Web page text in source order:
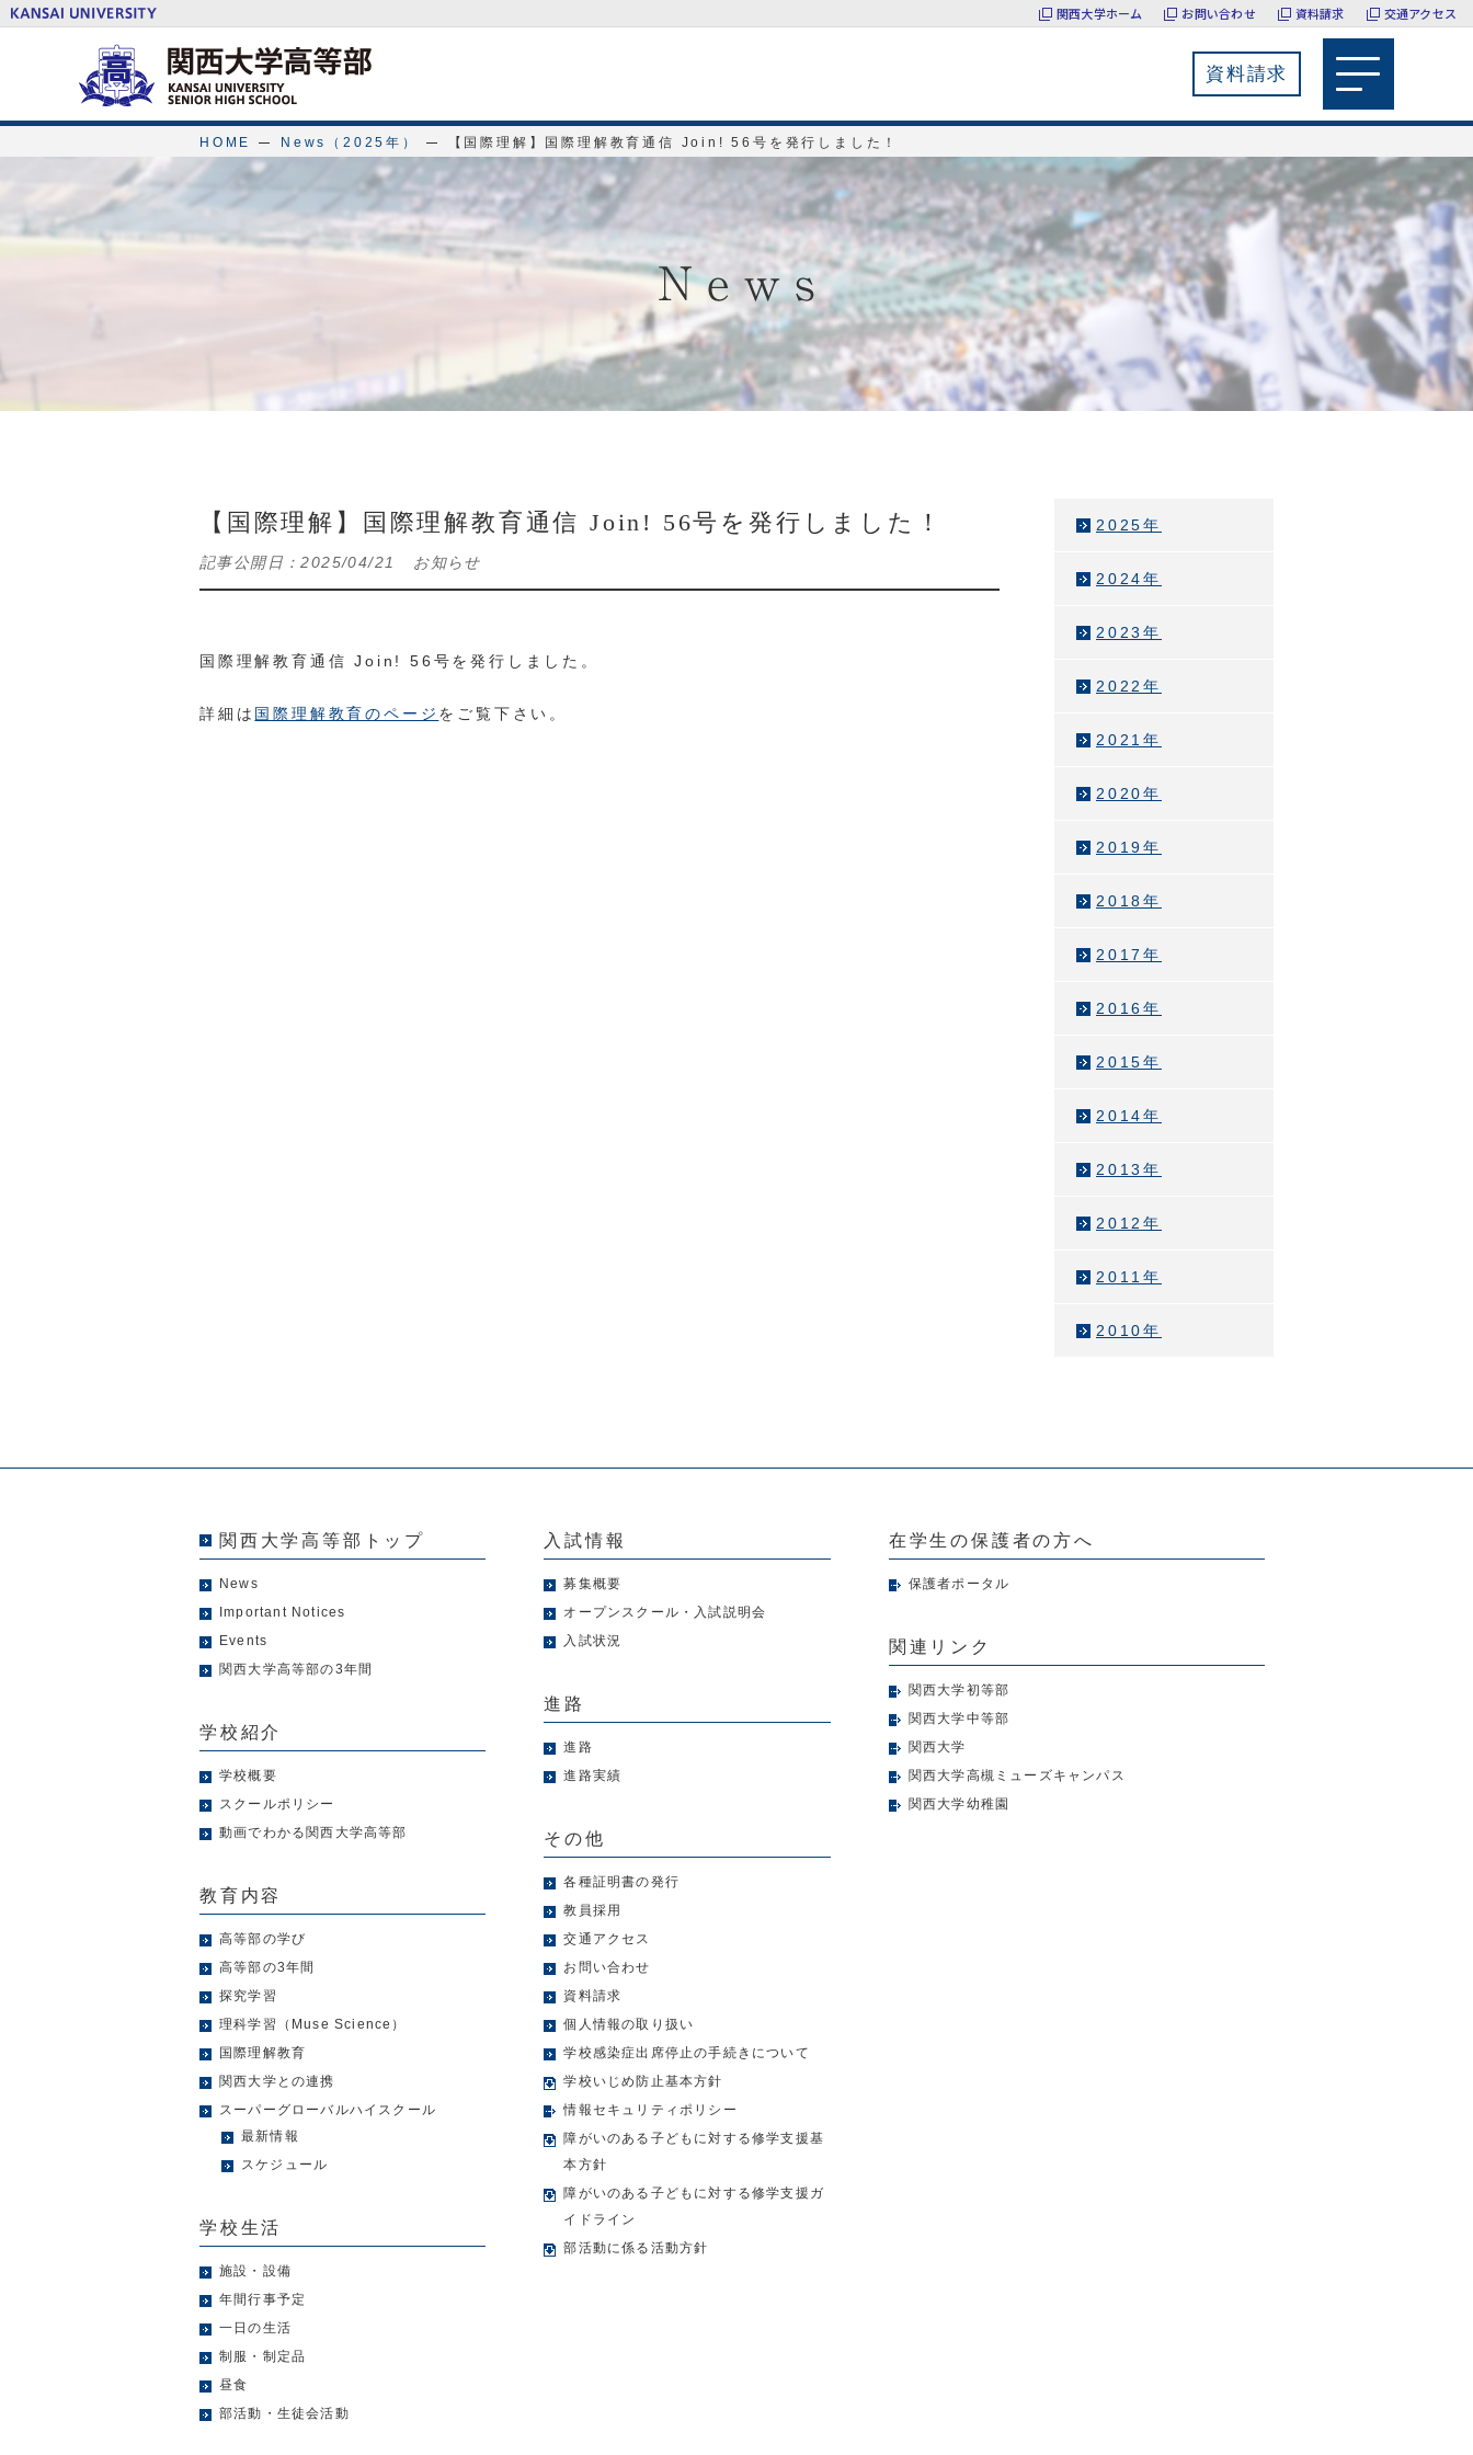
関西大学ホーム お問い合わせ 資料請求 交通アクセス
資料請求
HOME News（2025年） 【国際理解】国際理解教育通信 Join! 56号を発行しました！
【国際理解】国際理解教育通信 Join! 56号を発行しました！
記事公開日：2025/04/21 お知らせ
国際理解教育通信 Join! 56号を発行しました。
詳細は 国際理解教育のページ をご覧下さい。
2025年
2024年
2023年
2022年
2021年
2020年
2019年
2018年
2017年
2016年
2015年
2014年
2013年
2012年
2011年
2010年
関西大学高等部トップ
News
Important Notices
Events
関西大学高等部の3年間
学校紹介
学校概要
スクールポリシー
動画でわかる関西大学高等部
教育内容
高等部の学び
高等部の3年間
探究学習
理科学習（Muse Science）
国際理解教育
関西大学との連携
スーパーグローバルハイスクール
最新情報
スケジュール
学校生活
施設・設備
年間行事予定
一日の生活
制服・制定品
昼食
部活動・生徒会活動
入試情報
募集概要
オープンスクール・入試説明会
入試状況
進路
進路
進路実績
その他
各種証明書の発行
教員採用
交通アクセス
お問い合わせ
資料請求
個人情報の取り扱い
学校感染症出席停止の手続きについて
学校いじめ防止基本方針
情報セキュリティポリシー
障がいのある子どもに対する修学支援基
本方針
障がいのある子どもに対する修学支援ガ
イドライン
部活動に係る活動方針
在学生の保護者の方へ
保護者ポータル
関連リンク
関西大学初等部
関西大学中等部
関西大学
関西大学高槻ミューズキャンパス
関西大学幼稚園